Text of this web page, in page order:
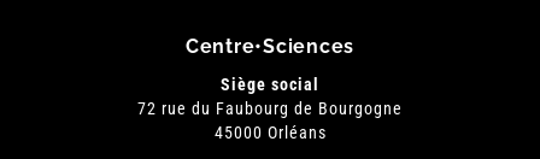
Centre•Sciences
Siège social
72 rue du Faubourg de Bourgogne
45000 Orléans